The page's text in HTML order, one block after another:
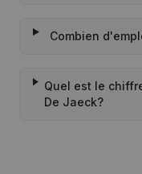
Combien
Quel est le
De Jaeck?